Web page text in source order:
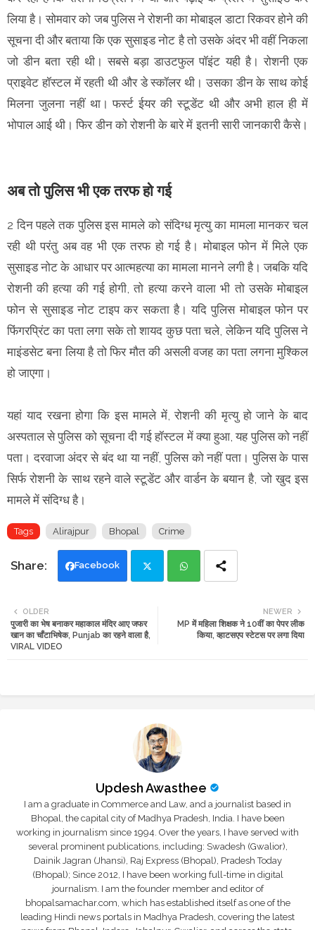
लिया है। सोमवार को जब पुलिस ने रोशनी का मोबाइल डाटा रिकवर होने की
सूचना दी और बताया कि एक सुसाइड नोट है तो उसके अंदर भी वहीं निकला
जो डीन बता रही थी। सबसे बड़ा डाउटफुल पॉइंट यही है। रोशनी एक
प्राइवेट हॉस्टल में रहती थी और डे स्कॉलर थी। उसका डीन के साथ कोई
मिलना जुलना नहीं था। फर्स्ट ईयर की स्टूडेंट थी और अभी हाल ही में
भोपाल आई थी। फिर डीन को रोशनी के बारे में इतनी सारी जानकारी कैसे।
अब तो पुलिस भी एक तरफ हो गई
2 दिन पहले तक पुलिस इस मामले को संदिग्ध मृत्यु का मामला मानकर चल
रही थी परंतु अब वह भी एक तरफ हो गई है। मोबाइल फोन में मिले एक
सुसाइड नोट के आधार पर आत्महत्या का मामला मानने लगी है। जबकि यदि
रोशनी की हत्या की गई होगी, तो हत्या करने वाला भी तो उसके मोबाइल
फोन से सुसाइड नोट टाइप कर सकता है। यदि पुलिस मोबाइल फोन पर
फिंगरप्रिंट का पता लगा सके तो शायद कुछ पता चले, लेकिन यदि पुलिस ने
माइंडसेट बना लिया है तो फिर मौत की असली वजह का पता लगना मुश्किल
हो जाएगा।
यहां याद रखना होगा कि इस मामले में, रोशनी की मृत्यु हो जाने के बाद
अस्पताल से पुलिस को सूचना दी गई हॉस्टल में क्या हुआ, यह पुलिस को नहीं
पता। दरवाजा अंदर से बंद था या नहीं, पुलिस को नहीं पता। पुलिस के पास
सिर्फ रोशनी के साथ रहने वाले स्टूडेंट और वार्डन के बयान है, जो खुद इस
मामले में संदिग्ध है।
Tags Alirajpur Bhopal Crime
Facebook
tte ats
NEWER
MP में महिला शिक्षक ने 10वीं का पेपर लीक
किया, व्हाटसएप स्टेटस पर लगा दिया
OLDER
पुजारी का भेष बनाकर महाकाल मंदिर आए जफर
खान का चाँटाभिषेक, Punjab का रहने वाला है,
VIRAL VIDEO
Updesh Awasthee
I am a graduate in Commerce and Law, and a journalist based in
Bhopal, the capital city of Madhya Pradesh, India. I have been
working in journalism since 1994. Over the years, I have served with
several prominent publications, including: Swadesh (Gwalior),
Dainik Jagran (Jhansi), Raj Express (Bhopal), Pradesh Today
(Bhopal); Since 2012, I have been working full-time in digital
journalism. I am the founder member and editor of
bhopalsamachar.com, which has established itself as one of the
leading Hindi news portals in Madhya Pradesh, covering the latest